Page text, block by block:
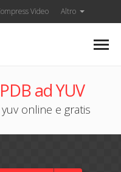
Video Altro
ad YUV
online e gratis